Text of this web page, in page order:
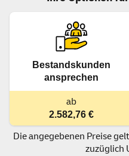
Bestandskunden
ansprechen
ab
2.582,76 €
Die angegebenen Preise
zuzüglich